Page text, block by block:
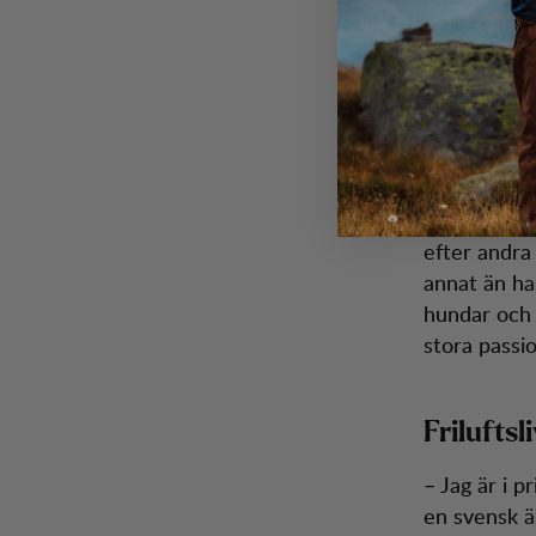
med ett
hyras och
matbutiken.
Vidare
Norge och
som
efter
annat än
hundar
stora
– Jag är i
en svensk